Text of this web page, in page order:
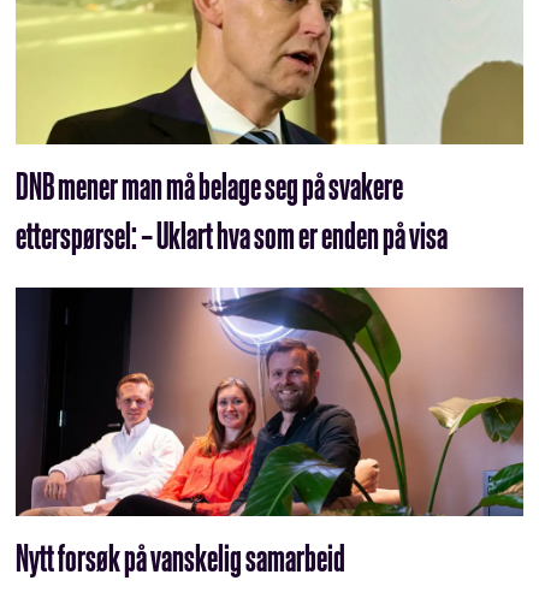
DNB mener man må belage seg på svakere
etterspørsel: – Uklart hva som er enden på visa
Nytt forsøk på vanskelig samarbeid